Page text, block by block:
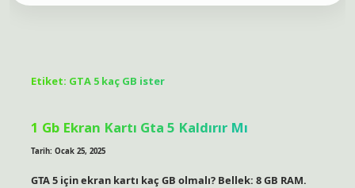
Etiket: GTA 5 kaç GB ister
1 Gb Ekran Kartı Gta 5 Kaldırır Mı
Tarih: Ocak 25, 2025
GTA 5 için ekran kartı kaç GB olmalı? Bellek: 8 GB RAM.